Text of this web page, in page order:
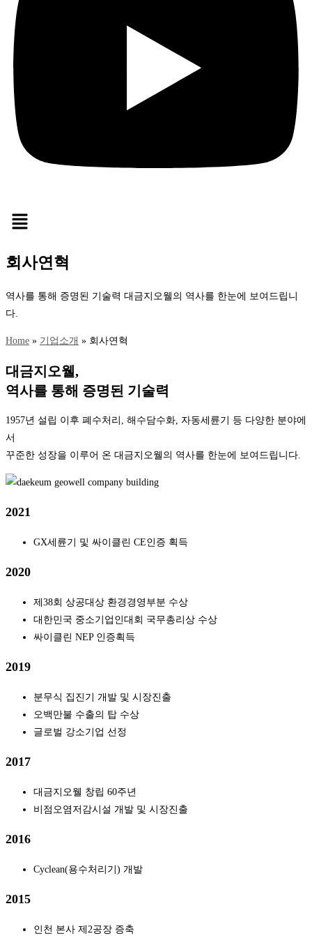
회사연혁
역사를 통해 증명된 기술력 대금지오웰의 역사를 한눈에 보여드립니
다.
Home » 기업소개 » 회사연혁
대금지오웰,
역사를 통해 증명된 기술력
1957년 설립 이후 폐수처리, 해수담수화, 자동세륜기 등 다양한 분야에
서
꾸준한 성장을 이루어 온 대금지오웰의 역사를 한눈에 보여드립니다.
2021
GX세륜기 및 싸이클린 CE인증 획득
2020
제38회 상공대상 환경경영부분 수상
대한민국 중소기업인대회 국무총리상 수상
싸이클린 NEP 인증획득
2019
분무식 집진기 개발 및 시장진출
오백만불 수출의 탑 수상
글로벌 강소기업 선정
2017
대금지오웰 창립 60주년
비점오염저감시설 개발 및 시장진출
2016
Cyclean(용수처리기) 개발
2015
인천 본사 제2공장 증축